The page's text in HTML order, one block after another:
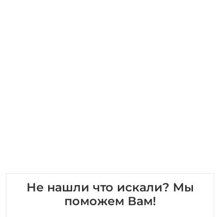
Не нашли что искали? Мы
поможем Вам!